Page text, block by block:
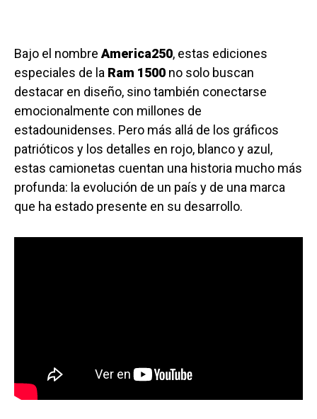
Bajo el nombre America250, estas ediciones
especiales de la Ram 1500 no solo buscan
destacar en diseño, sino también conectarse
emocionalmente con millones de
estadounidenses. Pero más allá de los gráficos
patrióticos y los detalles en rojo, blanco y azul,
estas camionetas cuentan una historia mucho más
profunda: la evolución de un país y de una marca
que ha estado presente en su desarrollo.